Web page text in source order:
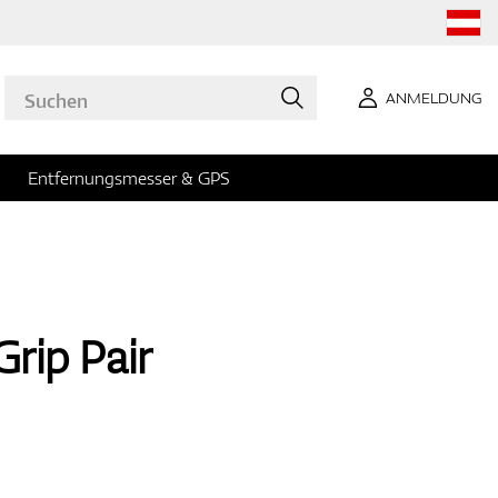
ANMELDUNG
Entfernungsmesser & GPS
Pair